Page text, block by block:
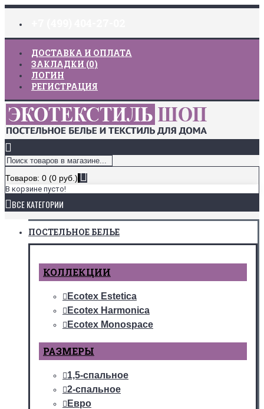
ДОСТАВКА И ОПЛАТА
ЗАКЛАДКИ (0)
ЛОГИН
РЕГИСТРАЦИЯ
Товаров: 0 (0 руб.)
В корзине пусто!
ВСЕ КАТЕГОРИИ
ПОСТЕЛЬНОЕ БЕЛЬЕ
КОЛЛЕКЦИИ
Ecotex Estetica
Ecotex Harmonica
Ecotex Monospace
РАЗМЕРЫ
1,5-спальное
2-спальное
Евро